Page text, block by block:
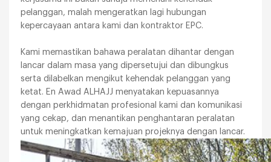
pelanggan, malah mengeratkan lagi hubungan
kepercayaan antara kami dan kontraktor EPC.
Kami memastikan bahawa peralatan dihantar dengan
lancar dalam masa yang dipersetujui dan dibungkus
serta dilabelkan mengikut kehendak pelanggan yang
ketat. En Awad ALHAJJ menyatakan kepuasannya
dengan perkhidmatan profesional kami dan komunikasi
yang cekap, dan menantikan penghantaran peralatan
untuk meningkatkan kemajuan projeknya dengan lancar.